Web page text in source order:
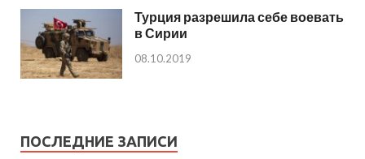
Турция разрешила себе воевать
в Сирии
08.10.2019
ПОСЛЕДНИЕ ЗАПИСИ